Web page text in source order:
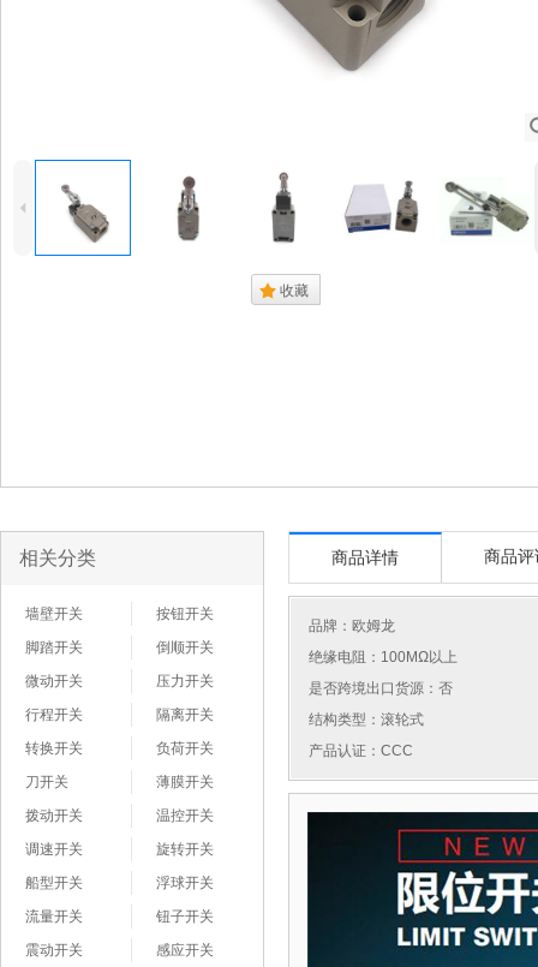
4
. 收藏
相关分类
墙壁开关
按钮开关
脚踏开关
倒顺开关
微动开关
压力开关
行程开关
隔离开关
转换开关
负荷开关
刀开关
薄膜开关
拨动开关
温控开关
调速开关
旋转开关
船型开关
浮球开关
流量开关
钮子开关
震动开关
感应开关
商品详情 商品评
品牌： 欧姆龙
绝缘电阻：100MΩ以上
是否跨境出口货源：否
结构类型：滚轮式
产品认证：CCC